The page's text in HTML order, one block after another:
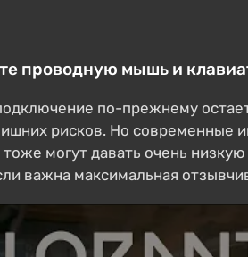
проводную мышь и
по-прежнему
рисков. Но современные
могут давать очень
важна максимальная